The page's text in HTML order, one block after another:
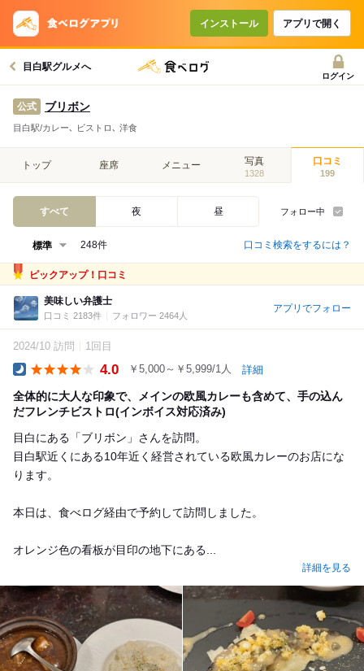
インストール アプリで開く
目白駅グルメへ
ログイン
公式 ブリボン
目白駅/カレー､ ビストロ､ 洋食
トップ 座席 メニュー 写真
1328
口コミ
199
すべて 夜 昼 フォロー中
248件 口コミ検索をするには？
ピックアップ！口コミ
美味しい弁護士
口コミ 2183件 フォロワー 2464人
アプリでフォロー
2024/10 訪問 1回目
4.0 ￥5,000～￥5,999/1人 詳細
全体的に大人な印象で、メインの欧風カレーも含めて、手の込ん
だフレンチビストロ(インボイス対応済み)
目白にある「ブリボン」さんを訪問。
目白駅近くにある10年近く経営されている欧風カレーのお店にな
ります。
本日は、食べログ経由で予約して訪問しました。
オレンジ色の看板が目印の地下にある...
詳細を見る